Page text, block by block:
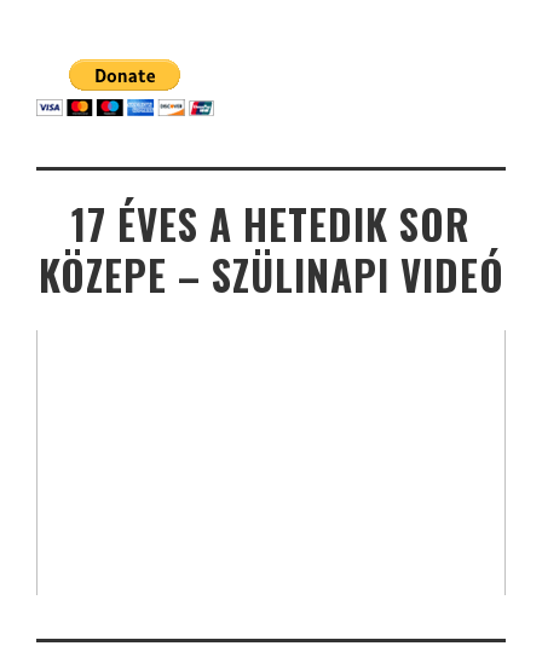
17 ÉVES A HETEDIK SOR
KÖZEPE – SZÜLINAPI VIDEÓ